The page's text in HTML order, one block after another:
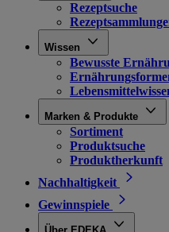
Rezeptsuche
Wissen
Bewusste
Marken & Produkte
Sortiment
Produktsuche
Produktherkunft
Nachhaltigkeit
Gewinnspiele